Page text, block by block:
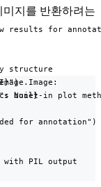
results for
structure
None}
지를 반환하려는
built-in plot
for annotation")
with PIL output